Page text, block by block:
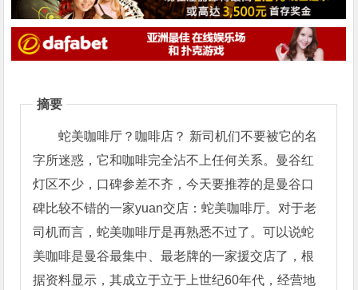
摘要
蛇美咖啡厅？咖啡店？ 新司机们不要被它的名
字所迷惑，它和咖啡完全沾不上任何关系。曼谷红
灯区不少，口碑参差不齐，今天要推荐的是曼谷口
碑比较不错的一家yuan交店：蛇美咖啡厅。对于老
司机而言，蛇美咖啡厅是再熟悉不过了。可以说蛇
美咖啡是曼谷最集中、最老牌的一家援交店了，根
据资料显示，其成立于立于上世纪60年代，经营地